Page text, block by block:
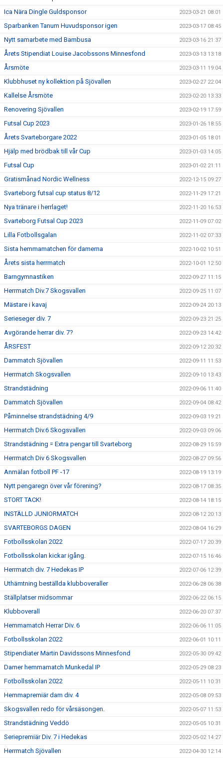
Ica Nära Dingle Guldsponsor 2023-03-21 08:01
Sparbanken Tanum Huvudsponsor igen 2023-03-17 08:45
Nytt samarbete med Bambusa 2023-03-16 21:37
Årets Stipendiat Louise Jacobssons Minnesfond 2023-03-13 13:18
Årsmöte 2023-03-11 19:04
Klubbhuset ny kollektion på Sjövallen 2023-02-27 22:04
Kallelse Årsmöte 2023-02-20 13:33
Renovering Sjövallen 2023-02-19 17:59
Futsal Cup 2023 2023-01-26 18:55
Årets Svarteborgare 2022 2023-01-05 18:01
Hjälp med brödbak till vår Cup 2023-01-03 14:05
Futsal Cup 2023-01-02 21:11
Gratismånad Nordic Wellness 2022-12-15 09:27
Svarteborg futsal cup status 8/12 2022-11-29 17:21
Nya tränare i herrlaget! 2022-11-20 16:53
Svarteborg Futsal Cup 2023 2022-11-09 07:02
Lilla Fotbollsgalan 2022-11-02 07:33
Sista hemmamatchen för damerna 2022-10-02 10:51
Årets sista herrmatch 2022-10-01 12:50
Barngymnastiken 2022-09-27 11:15
Herrmatch Div.7 Skogsvallen 2022-09-25 11:07
Mästare i kavaj 2022-09-24 20:13
Serieseger div. 7 2022-09-23 21:25
Avgörande herrar div. 7? 2022-09-23 14:42
ÅRSFEST 2022-09-12 20:32
Dammatch Sjövallen 2022-09-11 11:53
Herrmatch Skogsvallen 2022-09-10 13:43
Strandstädning 2022-09-06 11:40
Dammatch Sjövallen 2022-09-04 08:42
Påminnelse strandstädning 4/9 2022-09-03 19:21
Herrmatch Div.6 Skogsvallen 2022-09-03 09:06
Strandstädning = Extra pengar till Svarteborg 2022-08-29 15:59
Herrmatch Div 6 Skogsvallen 2022-08-27 09:56
Anmälan fotboll PF -17 2022-08-19 13:19
Nytt pengaregn över vår förening? 2022-08-17 08:35
STORT TACK! 2022-08-14 18:15
INSTÄLLD JUNIORMATCH 2022-08-12 20:13
SVARTEBORGS DAGEN 2022-08-04 16:29
Fotbollsskolan 2022 2022-07-17 20:39
Fotbollsskolan kickar igång. 2022-07-15 16:46
Herrmatch div. 7 Hedekas IP 2022-07-06 12:39
Uthämtning beställda klubboveraller 2022-06-28 06:38
Ställplatser midsommar 2022-06-22 06:15
Klubboverall 2022-06-20 07:37
Hemmamatch Herrar Div. 6 2022-06-06 11:05
Fotbollsskolan 2022 2022-06-01 10:11
Stipendiater Martin Davidssons Minnesfond 2022-05-30 09:42
Damer hemmamatch Munkedal IP 2022-05-29 08:23
Fotbollsskolan 2022 2022-05-11 10:31
Hemmapremiär dam div. 4 2022-05-08 09:53
Skogsvallen redo för vårsäsongen. 2022-05-07 11:53
Strandstädning Veddö 2022-05-05 10:31
Seriepremiär Div. 7 i Hedekas 2022-05-02 14:27
Herrmatch Sjövallen 2022-04-30 12:14